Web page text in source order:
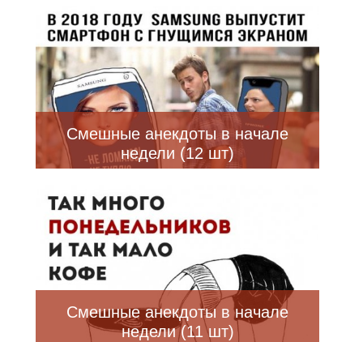
Смешные анекдоты в начале
недели (12 шт)
Смешные анекдоты в начале
недели (11 шт)